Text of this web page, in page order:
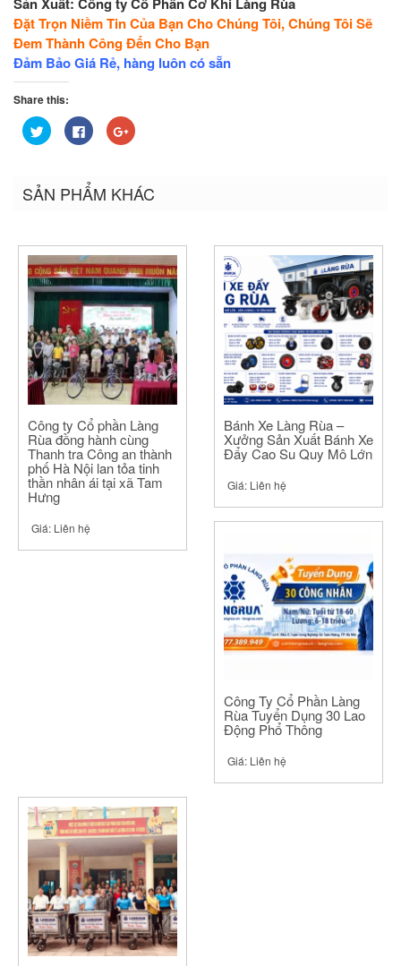
Đặt Trọn Niềm Tin Của Bạn Cho Chúng Tôi, Chúng Tôi Sẽ
Đem Thành Công Đến Cho Bạn
Đảm Bảo Giá Rẻ, hàng luôn có sẵn
Share this:
Bấm
để
(Opens
in
Nhấn
vào
Facebook
(Opens
in
Bấm
để
(Opens
in
SẢN PHẨM KHÁC
Công ty Cổ phần Làng
Rùa đồng hành cùng
Thanh tra Công an thành
phố Hà Nội lan tỏa tinh
thần nhân ái tại xã Tam
Hưng
Giá: Liên hệ
Bánh Xe Làng Rùa –
Xưởng Sản Xuất Bánh Xe
Đẩy Cao Su Quy Mô Lớn
Giá: Liên hệ
Công Ty Cổ Phần Làng
Rùa Tuyển Dụng 30 Lao
Động Phổ Thông
Giá: Liên hệ